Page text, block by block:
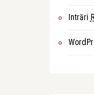
Intrări